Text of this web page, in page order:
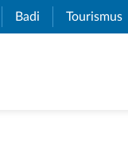
Link)
Badi (External Link)
Tourismus